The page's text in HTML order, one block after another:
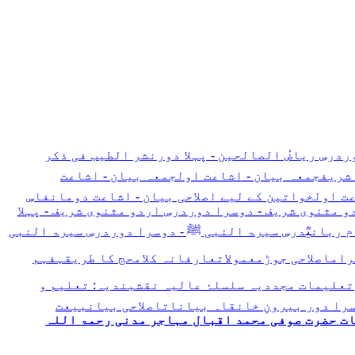
درسِ ریاضُ الصالحین - پہلا دور نشر الطیب فی ذکر
جمعہ بیان - اشاعت اول جمعہ بیان - اشاعت
اول خواتین کے لیے اصلاحی بیان - اشاعت دوم انفاسِ
مثنوی شریف - دوسرا دور درسِ اردو مثنوی شریف - پہلا
ربانیؒدرسِ سیرۃ النبی ﷺ - دوسرا دور درسِ سیرۃ النبی
اصلاحی جوڑ معمولات عارفانہ کلام حج کا طریقہ فہم
تعلیمات مجددیہ سلسلۂ عالیہ نقشبندیہ: تعلیم و
دور
بیرونِ خانقاہ بیانات اصلاحی بیان بیعت
حضرت صوفی محمد اقبال مہاجر مدنی رحمۃ اللہ